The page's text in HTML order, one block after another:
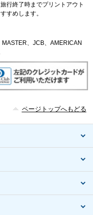
行終了時までプリントアウト
すめします。
、JCB、AMERICAN
ページトップへもどる